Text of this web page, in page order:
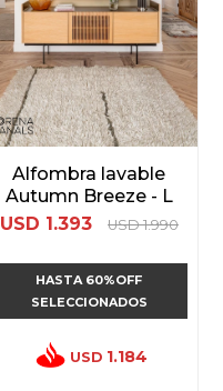
Alfombra lavable
Autumn Breeze - L
USD 1.393 USD 1.990
HASTA 60%OFF
SELECCIONADOS
USD 1.184